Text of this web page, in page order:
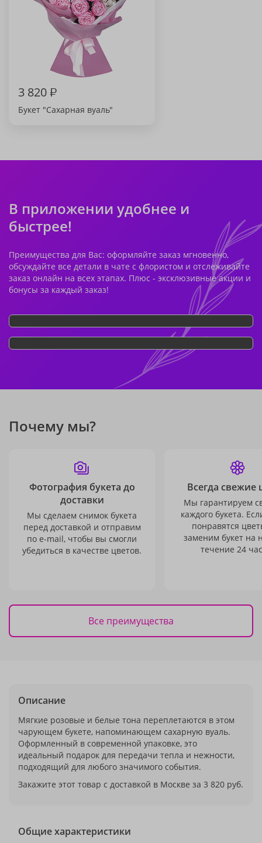
3 820₽
Букет "Сахарная вуаль"
В приложении удобнее и
быстрее!
Преимущества для Вас: оформляйте заказ мгновенно,
обсуждайте все детали в чате с флористом и отслеживайте
заказ онлайн на всех этапах. Плюс - эксклюзивные акции и
бонусы за каждый заказ!
Почему мы?
Фотография букета до
доставки
Мы сделаем снимок букета
перед доставкой и отправим
по e-mail, чтобы вы смогли
убедиться в качестве цветов.
Всегда свежие
Мы гарантируем
каждого букета.
понравятся
заменим букет на
течение 24
Все преимущества
Описание
Мягкие розовые и белые тона переплетаются в этом
чарующем букете, напоминающем сахарную вуаль.
Оформленный в современной упаковке, это
идеальный подарок для передачи тепла и нежности,
подходящий для любого значимого события.
Закажите этот товар с доставкой в Москве за 3 820 руб.
Общие характеристики